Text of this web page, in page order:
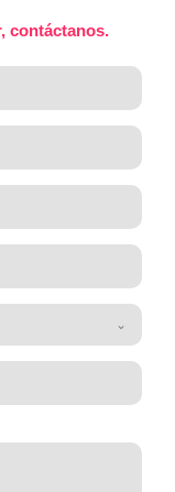
contáctanos.